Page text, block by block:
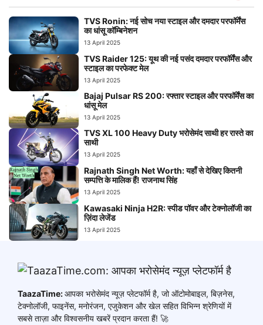
TVS Ronin: नई सोच नया स्टाइल और दमदार परफॉर्मेंस
का धांसू कॉम्बिनेशन
13 April 2025
TVS Raider 125: यूथ की नई पसंद दमदार परफॉर्मेंस और
स्टाइल का परफेक्ट मेल
13 April 2025
Bajaj Pulsar RS 200: रफ्तार स्टाइल और परफॉर्मेंस का
धांसू मेल
13 April 2025
TVS XL 100 Heavy Duty भरोसेमंद साथी हर रास्ते का
साथी
13 April 2025
Rajnath Singh Net Worth: यहाँ से देखिए कितनी
सम्पत्ति के मालिक हैं! राजनाथ सिंह
13 April 2025
Kawasaki Ninja H2R: स्पीड पॉवर और टेक्नोलॉजी का
ज़िंदा लेजेंड
13 April 2025
TaazaTime:आपका भरोसेमंद न्यूज़ प्लेटफॉर्म है, जो ऑटोमोबाइल, बिज़नेस,
टेक्नोलॉजी, फाइनेंस, मनोरंजन, एजुकेशन और खेल सहित विभिन्न श्रेणियों में
सबसे ताज़ा और विश्वसनीय खबरें प्रदान करता हैं! 🚀